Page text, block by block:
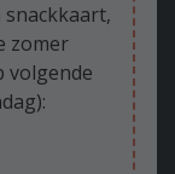
zomer
volgende